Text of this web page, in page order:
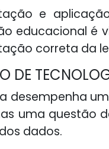
e
educacional é
correta da
DE
desempenha
uma questão
dados.